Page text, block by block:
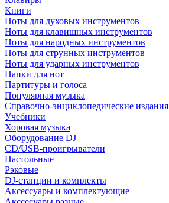
Книги
Ноты для духовых инструментов
Ноты для клавишных инструментов
Ноты для народных инструментов
Ноты для струнных инструментов
Ноты для ударных инструментов
Папки для нот
Партитуры и голоса
Популярная музыка
Справочно-энциклопедические издания
Учебники
Хоровая музыка
Оборудование DJ
CD/USB-проигрыватели
Настольные
Рэковые
DJ-станции и комплекты
Аксессуары и комплектующие